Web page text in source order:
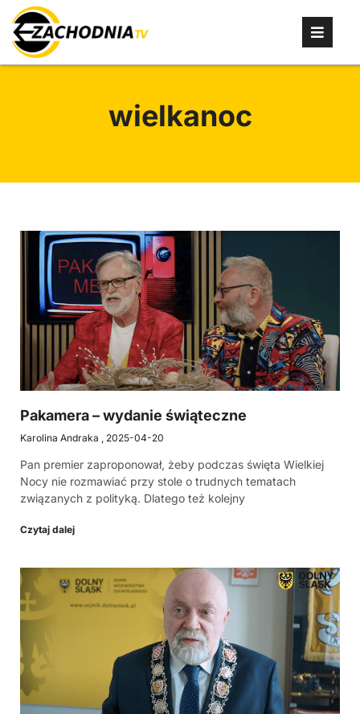
wielkanoc
Pakamera – wydanie świąteczne
Karolina Andraka 2025-04-20
Pan premier zaproponował, żeby podczas święta Wielkiej
Nocy nie rozmawiać przy stole o trudnych tematach
związanych z polityką. Dlatego też kolejny
Czytaj dalej